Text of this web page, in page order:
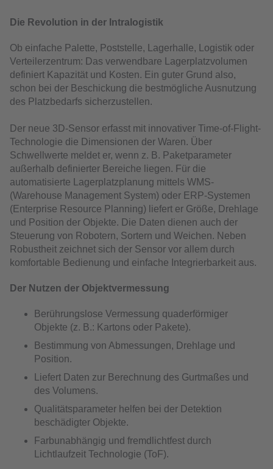
Die Revolution in der Intralogistik
Ob einfache Palette, Poststelle, Lagerhalle, Logistik oder
Verteilerzentrum: Das verwendbare Lagerplatzvolumen
definiert Kapazität und Kosten. Ein guter Grund also,
schon bei der Beschickung die bestmögliche Ausnutzung
des Platzbedarfs sicherzustellen.
Der neue 3D-Sensor erfasst mit innovativer Time-of-Flight-
Technologie die Dimensionen der Waren. Über
Schwellwerte meldet er, wenn z. B. Paketparameter
außerhalb definierter Bereiche liegen. Für die
automatisierte Lagerplatzplanung mittels WMS-
(Warehouse Management System) oder ERP-Systemen
(Enterprise Resource Planning) liefert er Größe, Drehlage
und Position der Objekte. Die Daten dienen auch der
Steuerung von Robotern, Sortern und Weichen. Neben
Robustheit zeichnet sich der Sensor vor allem durch
komfortable Bedienung und einfache Integrierbarkeit aus.
Der Nutzen der Objektvermessung
Berührungslose Vermessung quaderförmiger
Objekte (z. B.: Kartons oder Pakete).
Bestimmung von Abmessungen, Drehlage und
Position.
Liefert Daten zur Berechnung des Gurtmaßes und
des Volumens.
Qualitätsparameter helfen bei der Detektion
beschädigter Objekte.
Farbunabhängig und fremdlichtfest durch
Lichtlaufzeit Technologie (ToF).